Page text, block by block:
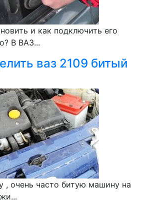
и как подключить его
В ВАЗ...
ваз 2109 битый
, очень часто битую машину на